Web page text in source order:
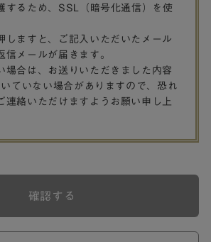
するため、SSL（暗号化通信）を使
しますと、ご記入いただいたメール
信メールが届きます。
場合は、お送りいただきました内容
ていない場合がありますので、恐れ
連絡いただけますようお願い申し上
確認する